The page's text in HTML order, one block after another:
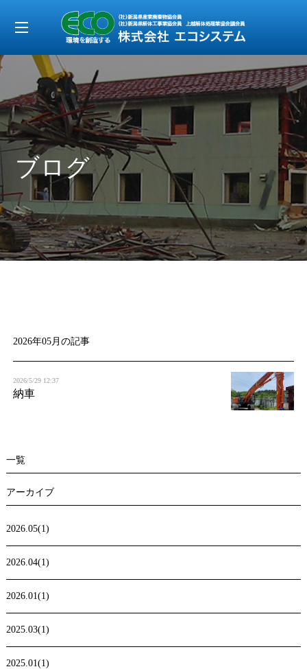
ブログ
2026年05月の記事
2026/5/29 12:37
納車
一覧
アーカイブ
2026.05(1)
2026.04(1)
2026.01(1)
2025.03(1)
2025.01(1)
t
g
l
n
a
v
i
i
o
n